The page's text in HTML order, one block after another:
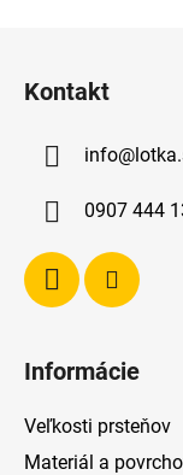
Kontakt
info@
0907 444
Informácie
Veľkosti prsteňov
Materiál a